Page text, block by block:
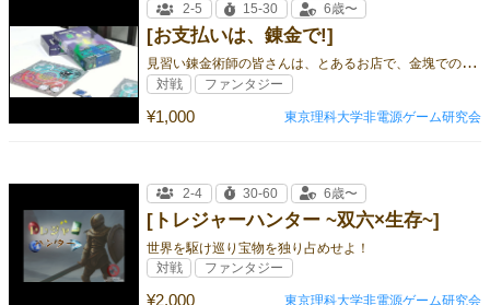
[お支払いは、錬金で!]
見
習い錬金術師の皆さんは、とあるお店で、金塊での支払いを求められてしまいました! 錬金術を使って、支払ってしまいましょう!
¥1,000
2-5 15-30 6歳〜
対戦 ファンタジー
東京理科大学非電源ゲーム研究会
[トレジャーハンター ~双六×生存~]
世界を駆け巡り宝物を独り占めせよ！
¥2,000
2-4 30-60 6歳〜
対戦 ファンタジー
東京理科大学非電源ゲーム研究会